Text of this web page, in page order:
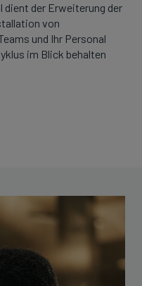
dient der Erweiterung der
von
und Ihr Personal
im Blick behalten